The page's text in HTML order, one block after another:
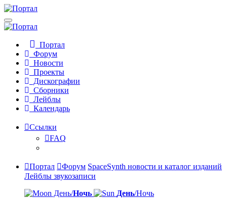
Портал
Форум
Новости
Проекты
Дискографии
Сборники
Лейблы
Календарь
Ссылки
FAQ
Портал Форум SpaceSynth новости и каталог изданий
Лейблы звукозаписи
День/Ночь День/Ночь